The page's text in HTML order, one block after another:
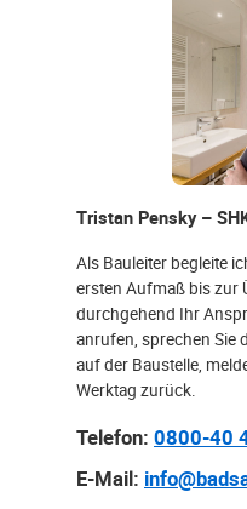
Tristan Pensky –
Als Bauleiter begleite
ersten Aufmaß bis zur
durchgehend Ihr
anrufen, sprechen Sie
auf der Baustelle,
Werktag zurück.
Telefon: 0800-40
E-Mail: